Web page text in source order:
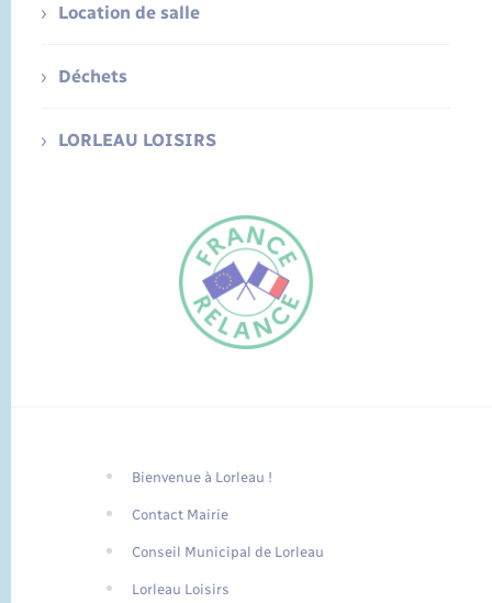
Traduction du
FR
Location de salle
Déchets
LORLEAU LOISIRS
Bienvenue à Lorleau !
Contact Mairie
Conseil Municipal de Lorleau
Lorleau Loisirs